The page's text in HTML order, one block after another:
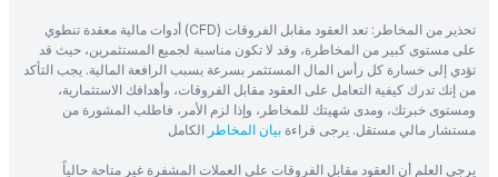
تحذير من المخاطر: تعد العقود مقابل الفروقات (CFD) أدوات مالية معقدة تنطوي
على مستوى كبير من المخاطرة، وقد لا تكون مناسبة لجميع المستثمرين، حيث قد
تؤدي إلى خسارة كل رأس المال المستثمر بسرعة بسبب الرافعة المالية. يجب التأكد
من إنك تدرك كيفية التعامل على العقود مقابل الفروقات، وأهدافك الاستثمارية،
ومستوى خبرتك، ومدى شهيتك للمخاطر، وإذا لزم الأمر، فاطلب المشورة من
مستشار مالي مستقل. يرجى قراءة بيان المخاطر الكامل
يرجى العلم أن العقود مقابل الفروقات على العملات المشفرة غير متاحة حالياً